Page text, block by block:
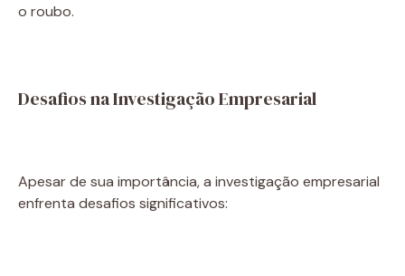
o roubo.
Desafios na Investigação Empresarial
Apesar de sua importância, a investigação empresarial
enfrenta desafios significativos: